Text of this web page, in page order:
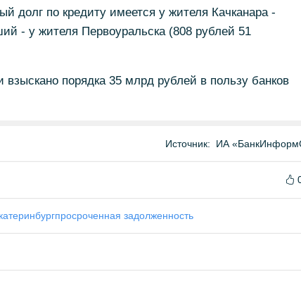
долг по кредиту имеется у жителя Качканара -
- у жителя Первоуральска (808 рублей 51
порядка 35 млрд рублей в пользу банков
Источник: ИА
просроченная задолженность